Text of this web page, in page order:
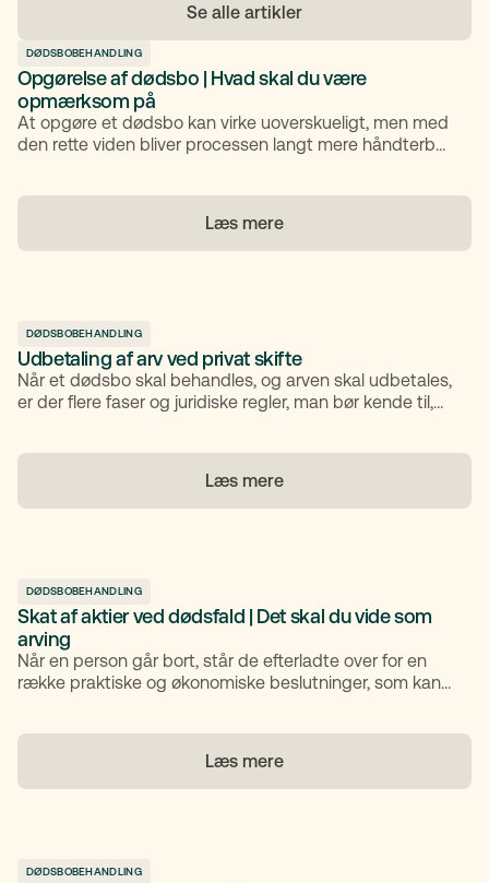
Se alle artikler
DØDSBOBEHANDLING
Opgørelse af dødsbo | Hvad skal du være
opmærksom på
At opgøre et dødsbo kan virke uoverskueligt, men med
den rette viden bliver processen langt mere håndterbar.
Læs mere
DØDSBOBEHANDLING
Udbetaling af arv ved privat skifte
Når et dødsbo skal behandles, og arven skal udbetales,
er der flere faser og juridiske regler, man bør kende til,
myndighedsgodkendelser der gælder, og hvem der
typisk står for udbetalingen. Derudover gennemgår vi
med testamenter, ægtepagter og gavebrev.
Læs mere
DØDSBOBEHANDLING
Skat af aktier ved dødsfald | Det skal du vide som
arving
Når en person går bort, står de efterladte over for en
række praktiske og økonomiske beslutninger, som kan
behandles skattemæssigt, eller hvilke konsekvenser der
følger med. Denne artikel giver dig en gennemgang af,
Læs mere
DØDSBOBEHANDLING